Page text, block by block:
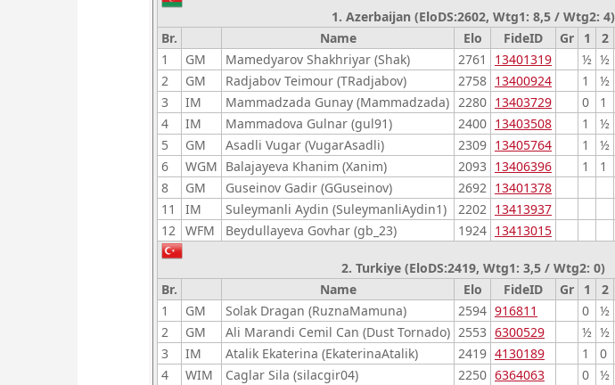
1. Azerbaijan (EloDS:2602, Wtg1: 8,5 / Wtg2: 4)
Br.
Name Elo FideID Gr 1 2
1
GM Mamedyarov Shakhriyar (Shak) 2761 13401319 ½ ½
2
GM Radjabov Teimour (TRadjabov) 2758 13400924 1 ½
3
IM Mammadzada Gunay (Mammadzada) 2280 13403729 0 1
4
IM Mammadova Gulnar (gul91) 2400 13403508 1 ½
5
GM Asadli Vugar (VugarAsadli) 2309 13405764 1 ½
6
WGM Balajayeva Khanim (Xanim) 2093 13406396 1 1
8
GM Guseinov Gadir (GGuseinov) 2692 13401378
11
IM Suleymanli Aydin (SuleymanliAydin1) 2202 13413937
12 WFM Beydullayeva Govhar (gb_23) 1924 13413015
2. Turkiye (EloDS:2419, Wtg1: 3,5 / Wtg2: 0)
Br.
Name Elo FideID Gr 1 2
1
GM Solak Dragan (RuznaMamuna) 2594 916811 0 ½
2
GM Ali Marandi Cemil Can (Dust Tornado) 2553 6300529 ½ ½
3
IM Atalik Ekaterina (EkaterinaAtalik) 2419 4130189 1 0
4
WIM Caglar Sila (silacgir04) 2250 6364063 0 ½